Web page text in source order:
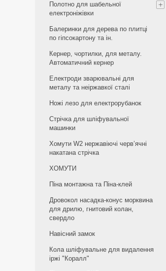
Полотно для шабельної
електроніжівки
Балеринки для дерева по плитці
по гіпсокартону та ін.
Кернер, чортилки, для металу.
Автоматичний кернер
Електроди зварювальні для
металу та неіржавкої сталі
Ножі лезо для електрорубанок
Стрічка для шліфувальної
машинки
Хомути W2 нержавіючі черв’ячні
накатана стрічка
ХОМУТИ
Піна монтажна та Піна-клей
Дровокол насадка-конус морквина
для дрилю, гнитовий колан,
свердло
Навісний замок
Кола шліфувальне для видалення
іржі "Коралл"